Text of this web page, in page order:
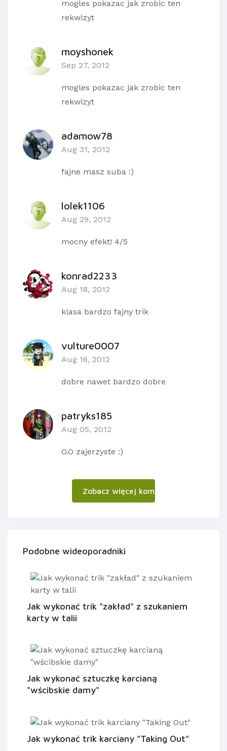
mogles pokazac jak zrobic ten
rekwizyt
moyshonek
Sep 27, 2012
mogles pokazac jak zrobic ten
rekwizyt
adamow78
Aug 31, 2012
fajne masz suba :)
lolek1106
Aug 29, 2012
mocny efekt! 4/5
konrad2233
Aug 18, 2012
klasa bardzo fajny trik
vulture0007
Aug 16, 2012
dobre nawet bardzo dobre
patryks185
Aug 05, 2012
O.O zajerzyste :)
Zobacz więcej komentarzy
Podobne wideoporadniki
Jak wykonać trik "zakład" z szukaniem
karty w talii
Jak wykonać sztuczkę karcianą
"wścibskie damy"
Jak wykonać trik karciany "Taking Out"